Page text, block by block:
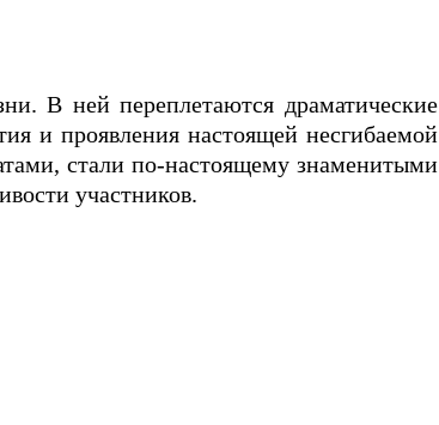
В ней переплетаются драматические
и проявления настоящей несгибаемой
стали по-настоящему знаменитыми
участников.